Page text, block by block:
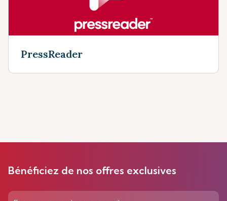
PressReader
Bénéficiez de nos offres exclusives